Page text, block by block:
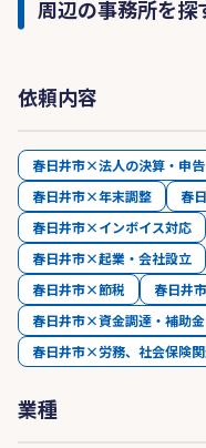
周辺の事務所を探
依頼内容
春日井市×法人の決算・申告
春日井市×年末調整
春
春日井市×インボイス対応
春日井市×起業・会社設立
春日井市×節税
春日井
春日井市×資金調達・補助
春日井市×労務、社会保険
業種